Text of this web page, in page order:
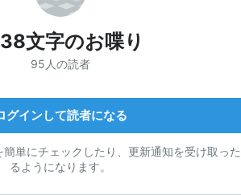
文字のお喋り
95人の読者
グインして読者になる
単にチェックしたり、更新通知を受け取っ
るようになります。